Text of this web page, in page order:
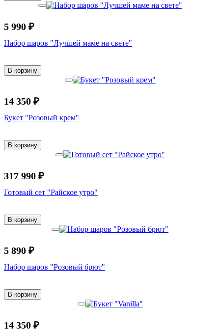
5 990 ₽
Набор шаров "Лучшей маме на свете"
В корзину
14 350 ₽
Букет "Розовый крем"
В корзину
317 990 ₽
Готовый сет "Райское утро"
В корзину
5 890 ₽
Набор шаров "Розовый брют"
В корзину
14 350 ₽